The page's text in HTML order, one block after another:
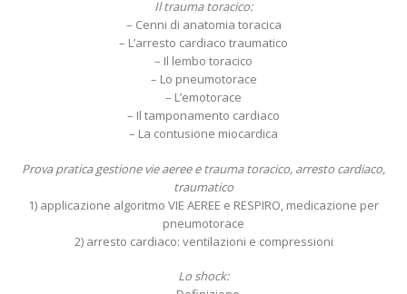
Il trauma toracico:
– Cenni di anatomia toracica
– L’arresto cardiaco traumatico
– Il lembo toracico
– Lo pneumotorace
– L’emotorace
– Il tamponamento cardiaco
– La contusione miocardica
Prova pratica gestione vie aeree e trauma toracico, arresto cardiaco,
traumatico
1) applicazione algoritmo VIE AEREE e RESPIRO, medicazione per
pneumotorace
2) arresto cardiaco: ventilazioni e compressioni
Lo shock: